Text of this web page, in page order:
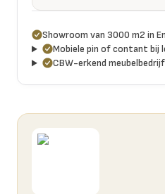
Showroom van 3000 m2 in
Mobiele pin of contant bij
CBW-erkend meubelbedrijf